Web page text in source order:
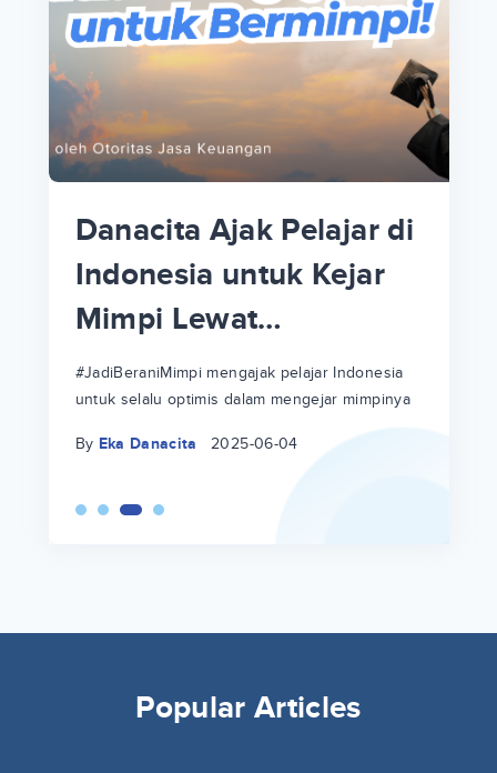
Danacita Ajak Pelajar di
Indonesia untuk Kejar
Mimpi Lewat
#JadiBeraniMimpi
#JadiBeraniMimpi mengajak pelajar Indonesia
untuk selalu optimis dalam mengejar mimpinya
By Eka Danacita 2025-06-04
Popular Articles